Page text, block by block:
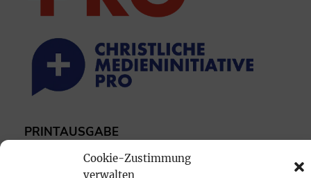
Cookie-Zustimmung
verwalten
PRINTAUSGABE
Mediadaten